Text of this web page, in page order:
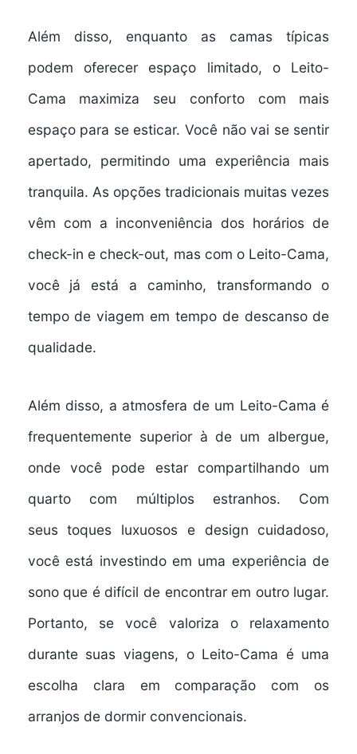
Além disso, enquanto as camas típicas
podem oferecer espaço limitado, o Leito-
Cama maximiza seu conforto com mais
espaço para se esticar. Você não vai se sentir
apertado, permitindo uma experiência mais
tranquila. As opções tradicionais muitas vezes
vêm com a inconveniência dos horários de
check-in e check-out, mas com o Leito-Cama,
você já está a caminho, transformando o
tempo de viagem em tempo de descanso de
qualidade.
Além disso, a atmosfera de um Leito-Cama é
frequentemente superior à de um albergue,
onde você pode estar compartilhando um
quarto com múltiplos estranhos. Com
seustoques luxuosos e design cuidadoso,
você está investindo em uma experiência de
sonoque é difícil de encontrar em outro lugar.
Portanto, se você valoriza o relaxamento
durante suas viagens, o Leito-Cama é uma
escolha clara em comparação com os
arranjos de dormir convencionais.